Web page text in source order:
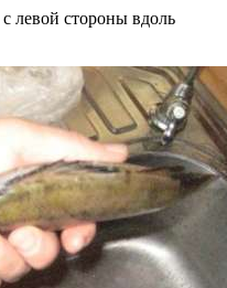
левой стороны вдоль